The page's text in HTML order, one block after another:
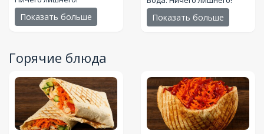
Показать больше Показать больше
Горячие блюда